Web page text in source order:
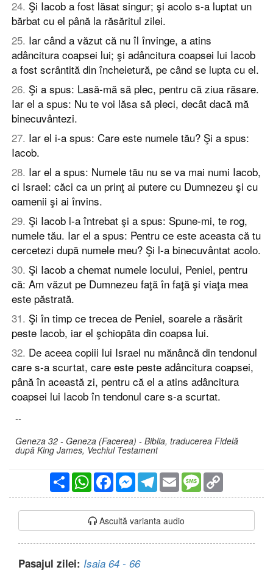
24. Şi Iacob a fost lăsat singur; şi acolo s-a luptat un
bărbat cu el până la răsăritul zilei.
25. Iar când a văzut că nu îl învinge, a atins
adâncitura coapsei lui; şi adâncitura coapsei lui Iacob
a fost scrântită din încheietură, pe când se lupta cu el.
26. Şi a spus: Lasă-mă să plec, pentru că ziua răsare.
Iar el a spus: Nu te voi lăsa să pleci, decât dacă mă
binecuvântezi.
27. Iar el i-a spus: Care este numele tău? Şi a spus:
Iacob.
28. Iar el a spus: Numele tău nu se va mai numi Iacob,
ci Israel: căci ca un prinţ ai putere cu Dumnezeu şi cu
oamenii şi ai învins.
29. Şi Iacob l-a întrebat şi a spus: Spune-mi, te rog,
numele tău. Iar el a spus: Pentru ce este aceasta că tu
cercetezi după numele meu? Şi l-a binecuvântat acolo.
30. Şi Iacob a chemat numele locului, Peniel, pentru
că: Am văzut pe Dumnezeu faţă în faţă şi viaţa mea
este păstrată.
31. Şi în timp ce trecea de Peniel, soarele a răsărit
peste Iacob, iar el şchiopăta din coapsa lui.
32. De aceea copiii lui Israel nu mănâncă din tendonul
care s-a scurtat, care este peste adâncitura coapsei,
până în această zi, pentru că el a atins adâncitura
coapsei lui Iacob în tendonul care s-a scurtat.
--
Geneza 32 - Geneza (Facerea) - Biblia, traducerea Fidelă
după King James, Vechiul Testament
PartajareWhatsAppFacebookMessengerTelegram
Email Message
Ascultă varianta audio
Pasajul zilei: Isaia 64 - 66